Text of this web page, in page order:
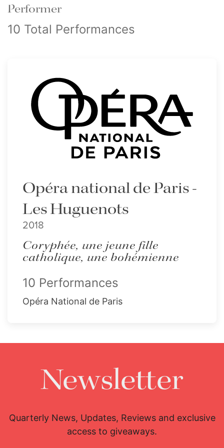
Performer
10 Total Performances
Opéra national de Paris -
Les Huguenots
2018
Coryphée, une jeune fille
catholique, une bohémienne
10 Performances
Opéra National de Paris
Newsletter
Quarterly News, Updates, Reviews and exclusive
access to giveaways.